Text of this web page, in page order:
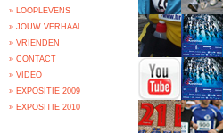
» LOOPLEVENS
» JOUW VERHAAL
» VRIENDEN
» CONTACT
» VIDEO
» EXPOSITIE 2009
» EXPOSITIE 2010